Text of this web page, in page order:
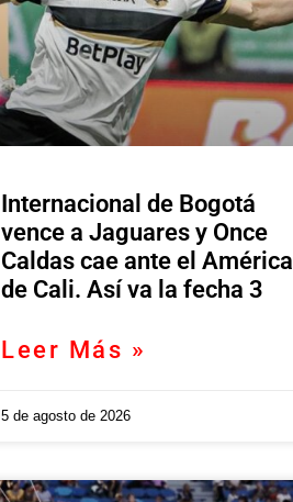
Internacional de Bogotá
vence a Jaguares y Once
Caldas cae ante el América
de Cali. Así va la fecha 3
Leer Más »
5 de agosto de 2026